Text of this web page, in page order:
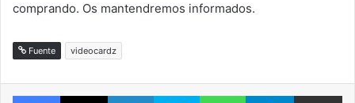
comprando. Os mantendremos informados.
Fuente videocardz
FacebookX LinkedIn Skype WhatsAppTelegram